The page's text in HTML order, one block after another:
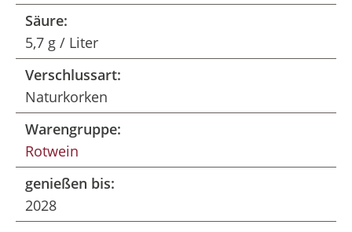
Säure:
5,7 g / Liter
Verschlussart:
Naturkorken
Warengruppe:
Rotwein
genießen bis:
2028